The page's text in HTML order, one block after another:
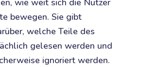
wie weit sich die Nutzer
bewegen. Sie gibt
welche Teile des
gelesen werden und
ignoriert werden.